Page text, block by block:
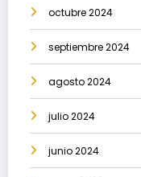
octubre 2024
septiembre 2024
agosto 2024
julio 2024
junio 2024